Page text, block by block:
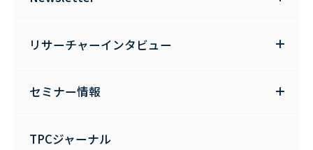
リサーチャーインタビュー
セミナー情報
TPCジャーナル